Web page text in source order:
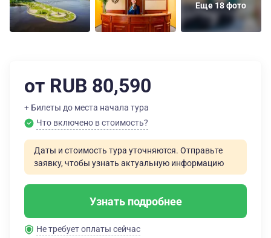
Еще 18 фото
от RUB 80,590
+ Билеты до места начала тура
Что включено в стоимость?
Даты и стоимость тура уточняются. Отправьте
заявку, чтобы узнать актуальную информацию
Узнать подробнее
Не требует оплаты сейчас